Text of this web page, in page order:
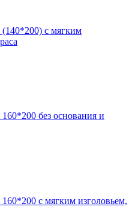
(140*200) с мягким
без основания и
с мягким изголовьем,